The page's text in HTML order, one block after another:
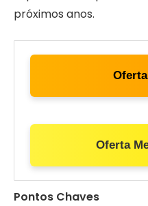
próximos anos.
Oferta
Pontos Chaves